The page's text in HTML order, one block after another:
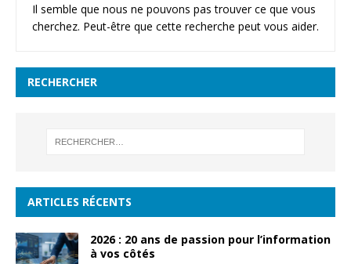
Il semble que nous ne pouvons pas trouver ce que vous
cherchez. Peut-être que cette recherche peut vous aider.
RECHERCHER
ARTICLES RÉCENTS
2026 : 20 ans de passion pour l’information
à vos côtés